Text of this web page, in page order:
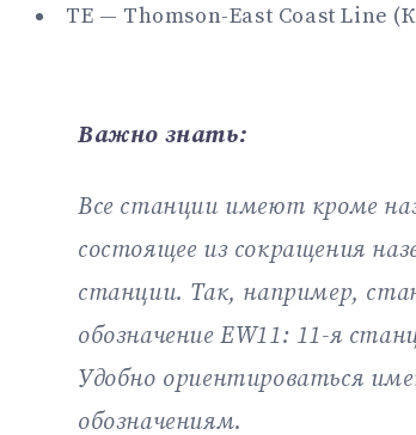
TE — Thomson-East Coast Line
Важно знать:
Все станции имеют кроме
состоящее из сокращения
станции. Так, например,
обозначение EW11: 11-я
Удобно ориентироваться
обозначениям.